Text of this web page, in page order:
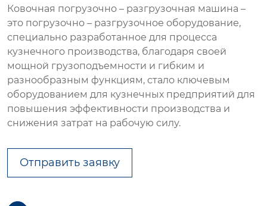
Ковочная погрузочно – разгрузочная машина –
это погрузочно – разгрузочное оборудование,
специально разработанное для процесса
кузнечного производства, благодаря своей
мощной грузоподъемности и гибким и
разнообразным функциям, стало ключевым
оборудованием для кузнечных предприятий для
повышения эффективности производства и
снижения затрат на рабочую силу.
Отправить заявку